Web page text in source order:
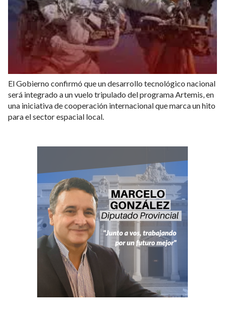
El Gobierno confirmó que un desarrollo tecnológico nacional
será integrado a un vuelo tripulado del programa Artemis, en
una iniciativa de cooperación internacional que marca un hito
para el sector espacial local.